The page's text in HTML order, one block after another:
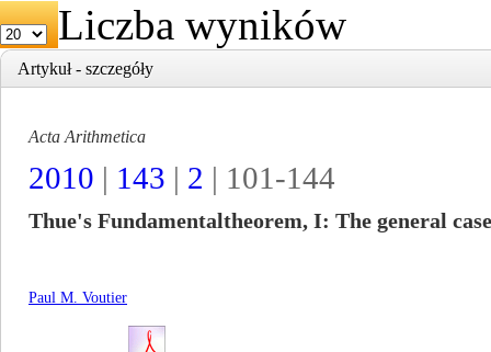
Liczba wyników
Artykuł - szczegóły
Acta Arithmetica
2010 | 143 | 2 | 101-144
Thue's Fundamentaltheorem, I: The general case
Paul M. Voutier